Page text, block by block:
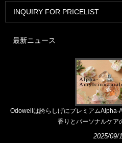
INQUIRY FOR PRICELIST
最新ニュース
Odowellは誇らしげにプレミアムAlpha-
香りとパーソナルケア
2025/09/